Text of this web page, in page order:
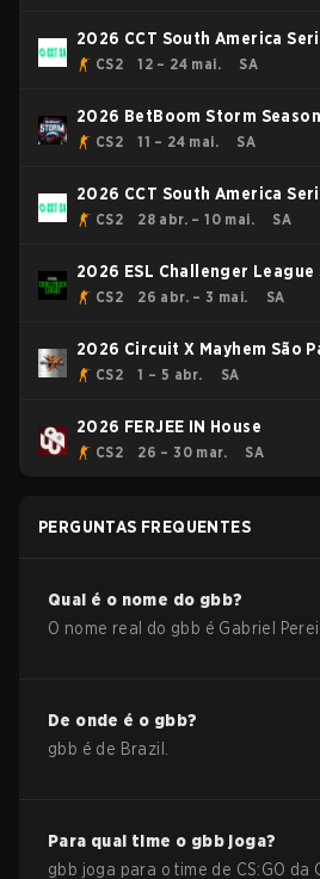
2026 CCT South America
CS2 12 – 24 mai. SA
2026 BetBoom Storm
CS2 11 – 24 mai. SA
2026 CCT South America
CS2 28 abr. – 10 mai. SA
2026 ESL Challenger League
America - Cup #4
CS2 26 abr. – 3 mai. SA
2026 Circuit X Mayhem São
CS2 1 – 5 abr. SA
2026 FERJEE IN House
CS2 26 – 30 mar. SA
PERGUNTAS FREQUENTES
Qual é o nome do gbb?
O nome real do gbb é Gabriel
De onde é o gbb?
gbb é de Brazil
Para qual time o gbb joga?
gbb joga para o time de CS:GO da